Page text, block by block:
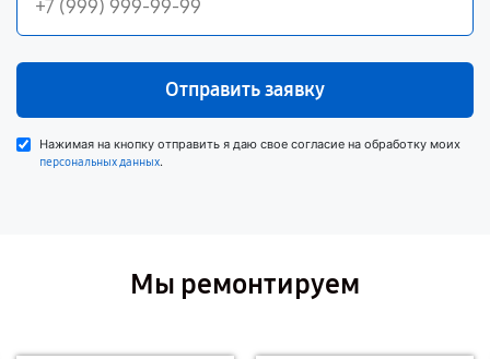
Отправить заявку
Нажимая на кнопку отправить я даю свое согласие на обработку моих
персональных данных.
Мы ремонтируем